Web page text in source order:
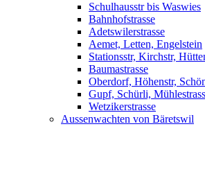
Schulhausstr bis Waswies
Bahnhofstrasse
Adetswilerstrasse
Aemet, Letten, Engelstein
Stationsstr, Kirchstr,
Baumastrasse
Oberdorf, Höhenstr,
Gupf, Schürli,
Wetzikerstrasse
Aussenwachten von Bäretswil